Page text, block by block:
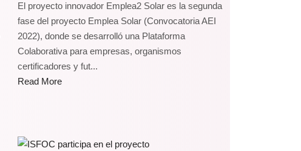
El proyecto innovador Emplea2 Solar es la segunda
fase del proyecto Emplea Solar (Convocatoria AEI
2022), donde se desarrolló una Plataforma
Colaborativa para empresas, organismos
certificadores y fut...
Read More